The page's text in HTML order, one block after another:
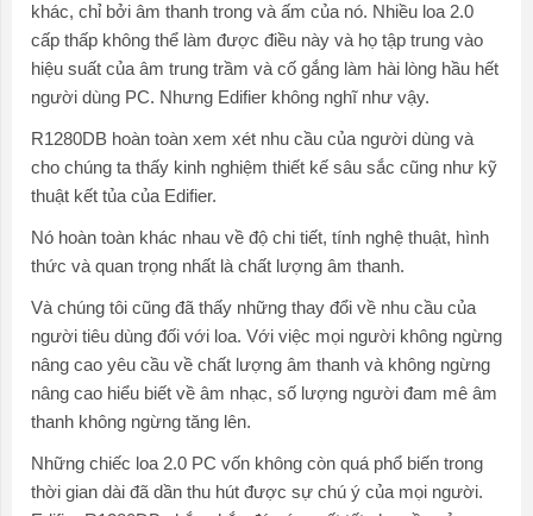
khác, chỉ bởi âm thanh trong và ấm của nó. Nhiều loa 2.0
cấp thấp không thể làm được điều này và họ tập trung vào
hiệu suất của âm trung trầm và cố gắng làm hài lòng hầu hết
người dùng PC. Nhưng Edifier không nghĩ như vậy.
R1280DB hoàn toàn xem xét nhu cầu của người dùng và
cho chúng ta thấy kinh nghiệm thiết kế sâu sắc cũng như kỹ
thuật kết tủa của Edifier.
Nó hoàn toàn khác nhau về độ chi tiết, tính nghệ thuật, hình
thức và quan trọng nhất là chất lượng âm thanh.
Và chúng tôi cũng đã thấy những thay đổi về nhu cầu của
người tiêu dùng đối với loa. Với việc mọi người không ngừng
nâng cao yêu cầu về chất lượng âm thanh và không ngừng
nâng cao hiểu biết về âm nhạc, số lượng người đam mê âm
thanh không ngừng tăng lên.
Những chiếc loa 2.0 PC vốn không còn quá phổ biến trong
thời gian dài đã dần thu hút được sự chú ý của mọi người.